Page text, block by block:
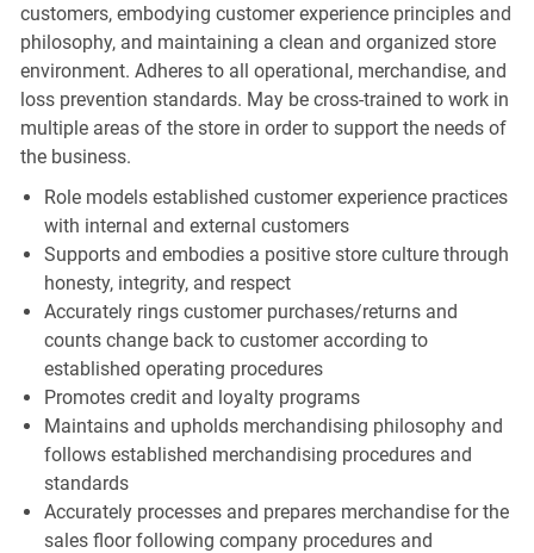
customers, embodying customer experience principles and
philosophy, and maintaining a clean and organized store
environment. Adheres to all operational, merchandise, and
loss prevention standards. May be cross-trained to work in
multiple areas of the store in order to support the needs of
the business.
Role models established customer experience practices
with internal and external customers
Supports and embodies a positive store culture through
honesty, integrity, and respect
Accurately rings customer purchases/returns and
counts change back to customer according to
established operating procedures
Promotes credit and loyalty programs
Maintains and upholds merchandising philosophy and
follows established merchandising procedures and
standards
Accurately processes and prepares merchandise for the
sales floor following company procedures and